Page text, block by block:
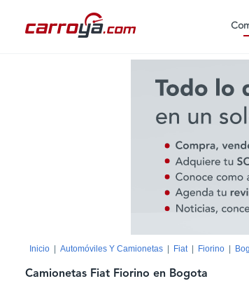
Inicio Automóviles Y Camionetas Fiat Fiorino
Camionetas Fiat Fiorino en Bogota